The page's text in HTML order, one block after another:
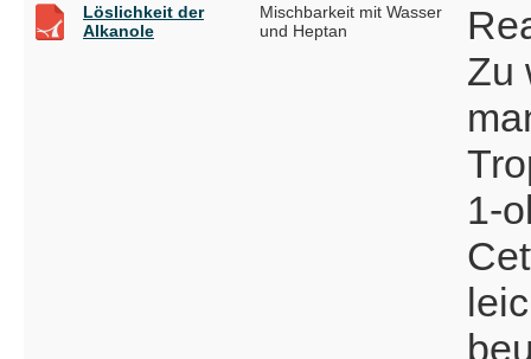
Löslichkeit der
Alkanole
Mischbarkeit mit Wasser
und Heptan
Zu
1-